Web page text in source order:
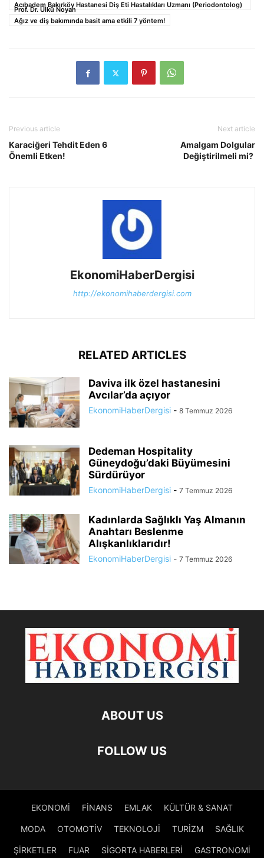
Acıbadem Bakırköy Hastanesi Diş Eti Hastalıkları Uzmanı (Periodontolog)
Prof. Dr. Ülkü Noyan
Ağız ve diş bakımında basit ama etkili 7 yöntem!
Previous article
Karaciğeri Tehdit Eden 6
Önemli Etken!
Next article
Amalgam Dolgular
Değiştirilmeli mi?
EkonomiHaberDergisi
http://ekonomihaberdergisi.com
RELATED ARTICLES
Daviva ilk özel hastanesini
Avcılar’da açıyor
EkonomiHaberDergisi - 8 Temmuz 2026
Dedeman Hospitality
Güneydoğu’daki Büyümesini
Sürdürüyor
EkonomiHaberDergisi - 7 Temmuz 2026
Kadınlarda Sağlıklı Yaş Almanın
Anahtarı Beslenme
Alışkanlıklarıdır!
EkonomiHaberDergisi - 7 Temmuz 2026
ABOUT US
FOLLOW US
EKONOMİ FİNANS EMLAK KÜLTÜR & SANAT
MODA OTOMOTİV TEKNOLOJİ TURİZM SAĞLIK
ŞİRKETLER FUAR SİGORTA HABERLERİ GASTRONOMİ